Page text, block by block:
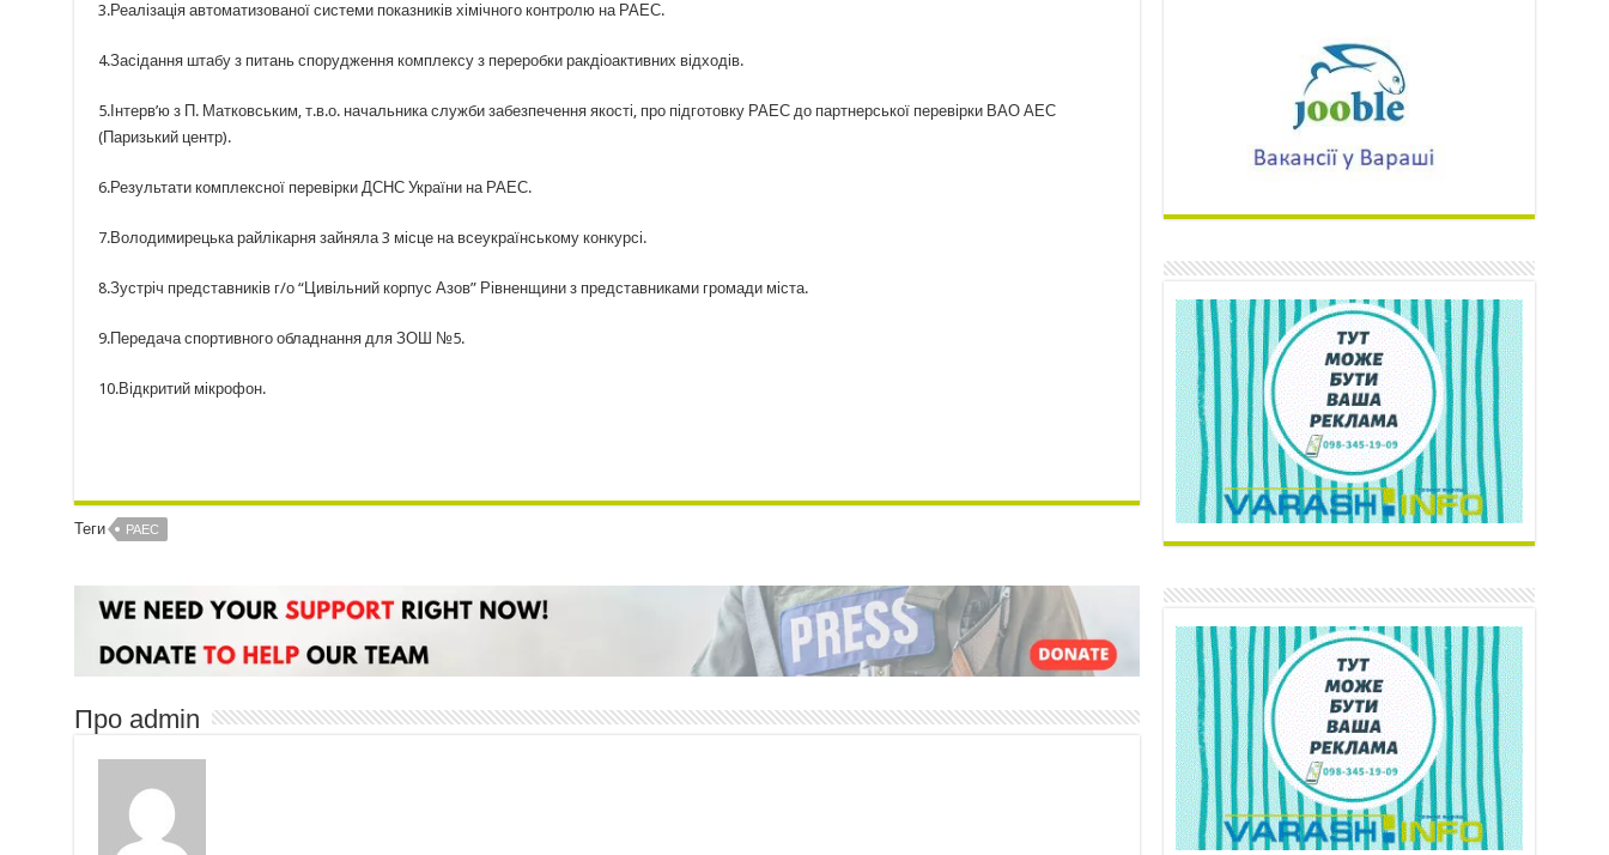
3.Реалізація автоматизованої системи показників хімічного контролю на РАЕС.
4.Засідання штабу з питань спорудження комплексу з переробки ракдіоактивних відходів.
5.Інтерв’ю з П. Матковським, т.в.о. начальника служби забезпечення якості, про підготовку РАЕС до партнерської перевірки ВАО АЕС
(Паризький центр).
6.Результати комплексної перевірки ДСНС України на РАЕС.
7.Володимирецька райлікарня зайняла 3 місце на всеукраїнському конкурсі.
8.Зустріч представників г/о “Цивільний корпус Азов” Рівненщини з представниками громади міста.
9.Передача спортивного обладнання для ЗОШ №5.
10.Відкритий мікрофон.
Теги РАЕС
Про admin